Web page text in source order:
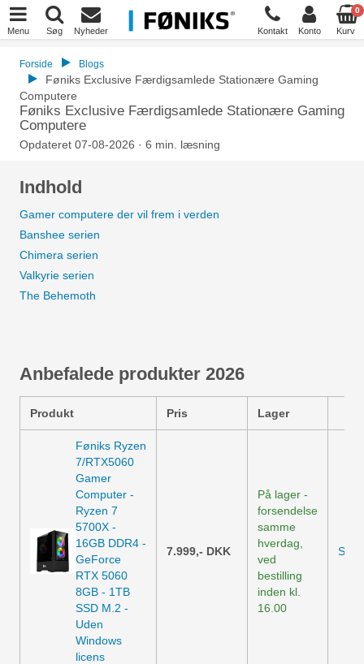
Menu Søg Nyheder Kontakt Konto
0
Kurv
Forside Blogs
Føniks Exclusive Færdigsamlede Stationære Gaming
Computere
Føniks Exclusive Færdigsamlede Stationære Gaming
Computere
Opdateret 07-08-2026 · 6 min. læsning
Indhold
Gamer computere der vil frem i verden
Banshee serien
Chimera serien
Valkyrie serien
The Behemoth
Anbefalede produkter 2026
Produkt Pris Lager
Føniks Ryzen
7/RTX5060
Gamer
Computer -
Ryzen 7
5700X -
16GB DDR4 -
GeForce
RTX 5060
8GB - 1TB
SSD M.2 -
Uden
Windows
licens
7.999,- DKK
På lager -
forsendelse
samme
hverdag,
ved
bestilling
inden kl.
16.00
Se